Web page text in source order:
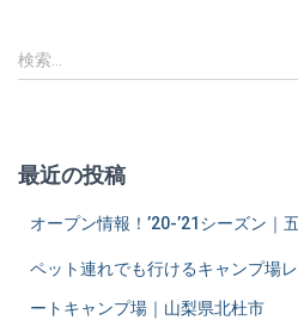
検
索
検索…
最近の投稿
オープン情報！’20-’21シーズン｜
ペット連れでも行けるキャンプ場
ートキャンプ場｜山梨県北杜市